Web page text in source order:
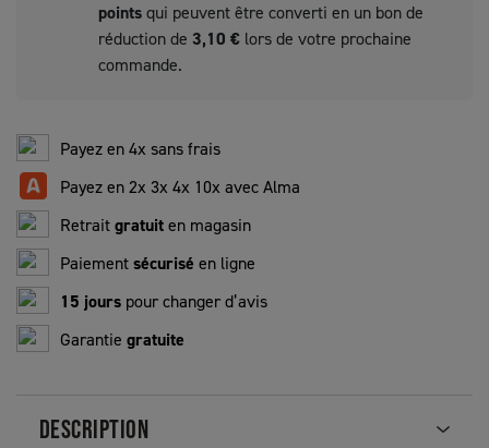
pointsqui peuvent être converti en un bon de
réduction de 3,10 €lors de votre prochaine
commande.
Payez en 4x sans frais
Payez en 2x 3x 4x 10x avec Alma
Retraitgratuiten magasin
Paiementsécurisé en ligne
15 jours pour changer d’avis
Garantie gratuite
DESCRIPTION